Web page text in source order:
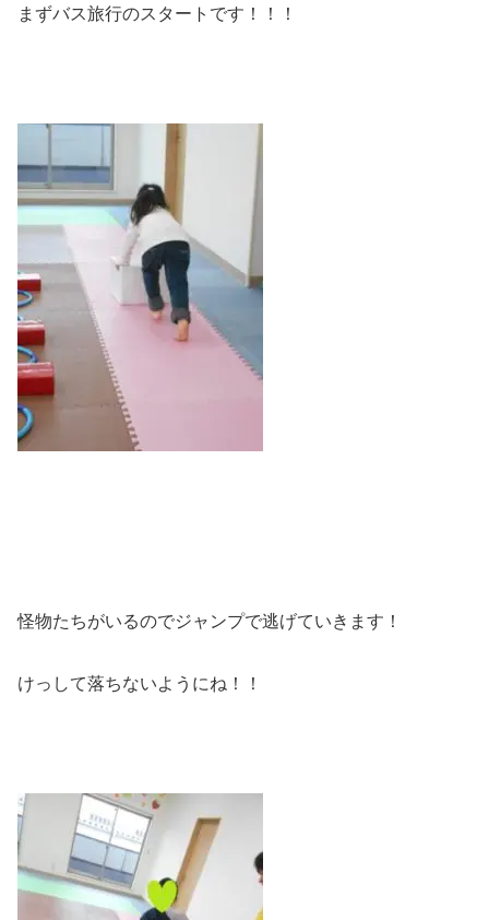
まずバス旅行のスタートです！！！
怪物たちがいるのでジャンプで逃げていきます！
けっして落ちないようにね！！